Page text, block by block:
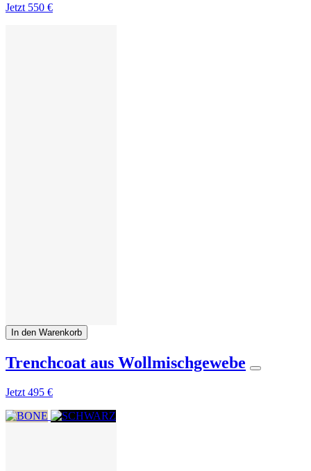
Jetzt 550 €
In den Warenkorb
Trenchcoat aus Wollmischgewebe
Jetzt 495 €